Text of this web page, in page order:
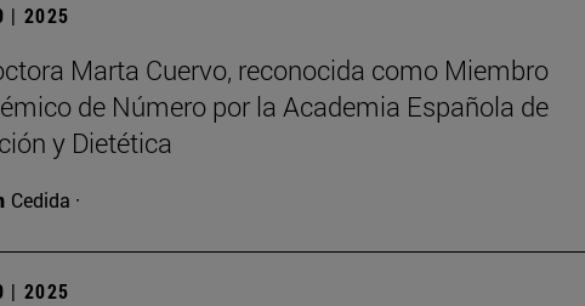
| 2025
Marta Cuervo, reconocida como Miembro
de Número por la Academia Española de
y Dietética
Cedida ·
| 2025